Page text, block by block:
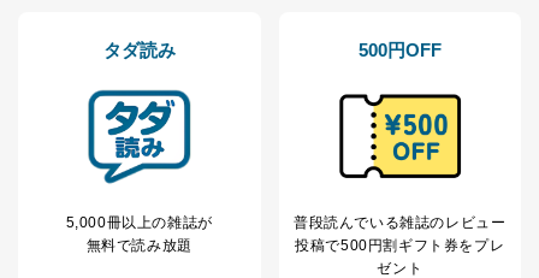
ー等にて公表する利用目的達成の
※上記の利用目的のうちNo.1～5については保有個人デ
ータ（開示対象個人情報）の利用目的であり、下記4.の
開示等のご請求に対応させていただきます。
なお、6、7については、パートナー（提携企業）様又は
ます。
タダ読み
5,000冊以上の雑誌が
無料で読み放題
500円OFF
普段読んでいる雑誌のレビュー
投稿で500円割ギフト券をプレ
ゼント